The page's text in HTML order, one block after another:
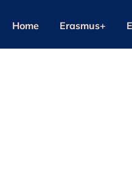
Home Erasmus+